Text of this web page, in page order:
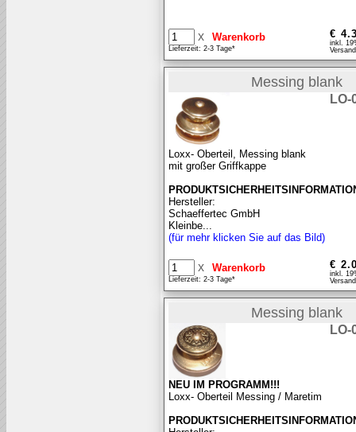
x
Lieferzeit: 2-3 Tage*
€
inkl.
Messing blank
LO-
Loxx- Oberteil, Messing blank
mit großer Griffkappe
Hersteller:
Schaeffertec GmbH
Kleinbe...
(für mehr klicken Sie auf das Bild)
x
Lieferzeit: 2-3 Tage*
€
inkl.
Messing blank
LO-
NEU IM PROGRAMM!!!
Loxx- Oberteil Messing / Maretim